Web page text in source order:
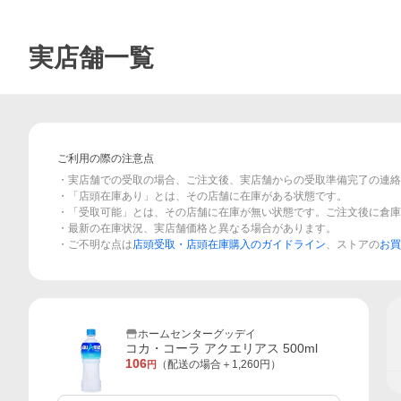
実店舗一覧
ご利用の際の注意点
・実店舗での受取の場合、ご注文後、実店舗からの受取準備完了の連
・「店頭在庫あり」とは、その店舗に在庫がある状態です。
・「受取可能」とは、その店舗に在庫が無い状態です。ご注文後に倉
・最新の在庫状況、実店舗価格と異なる場合があります。
・ご不明な点は店頭受取・店頭在庫購入のガイドライン、ストアのお
ホームセンターグッデイ
コカ・コーラ アクエリアス 500ml
106円 （配送の場合＋ 1,260円）